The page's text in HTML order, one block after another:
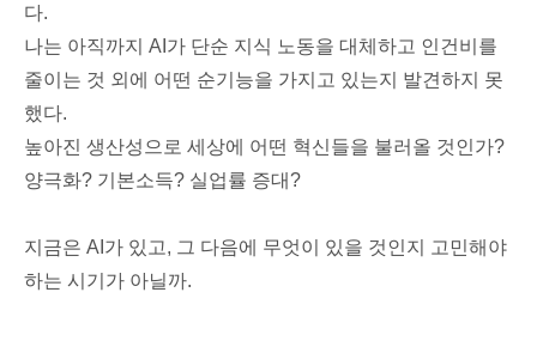
다.
나는 아직까지 AI가 단순 지식 노동을 대체하고 인건비를
줄이는 것 외에 어떤 순기능을 가지고 있는지 발견하지 못
했다.
높아진 생산성으로 세상에 어떤 혁신들을 불러올 것인가?
양극화? 기본소득? 실업률 증대?
지금은 AI가 있고, 그 다음에 무엇이 있을 것인지 고민해야
하는 시기가 아닐까.